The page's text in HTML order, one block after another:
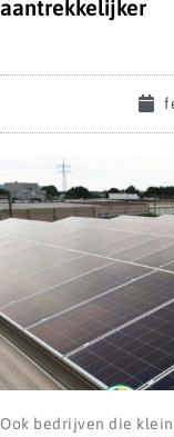
aantrekkelijker
Ook bedrijven die